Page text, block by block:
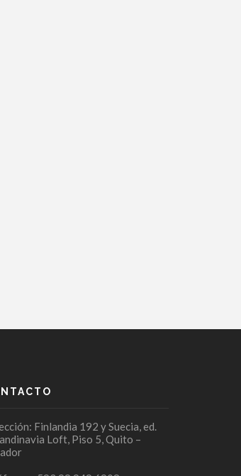
Finlandia 192 y Suecia, ed.
Loft, Piso 5, Quito –